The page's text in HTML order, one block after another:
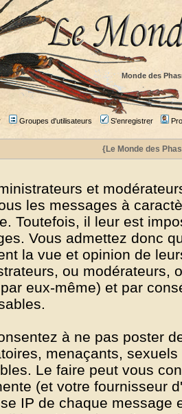
Monde des
Groupes d'utilisateurs S'enregistrer
{Le Monde des
et
les messages à
Toutefois, il leur est
Vous admettez donc
la vue et opinion de
ou modérateurs,
eux-même) et par
à ne pas poster
menaçants,
Le faire peut vous
(et votre fournisseur
IP de chaque message